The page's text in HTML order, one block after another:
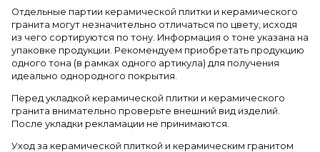
Отдельные партии керамической плитки и керамического
гранита могут незначительно отличаться по цвету, исходя
из чего сортируются по тону. Информация о тоне указана на
упаковке продукции. Рекомендуем приобретать продукцию
одного тона (в рамках одного артикула) для получения
идеально однородного покрытия.
Перед укладкой керамической плитки и керамического
гранита внимательно проверьте внешний вид изделий.
После укладки рекламации не принимаются.
Уход за керамической плиткой и керамическим гранитом